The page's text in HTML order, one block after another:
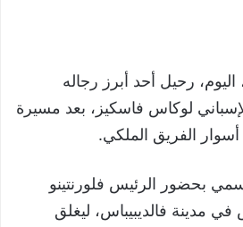
اليوم، رحيل أحد أبرز رجاله
لوكاس فاسكيز، بعد مسيرة
بحضور الرئيس فلورنتينو
مدينة فالديبيباس، ليغلق